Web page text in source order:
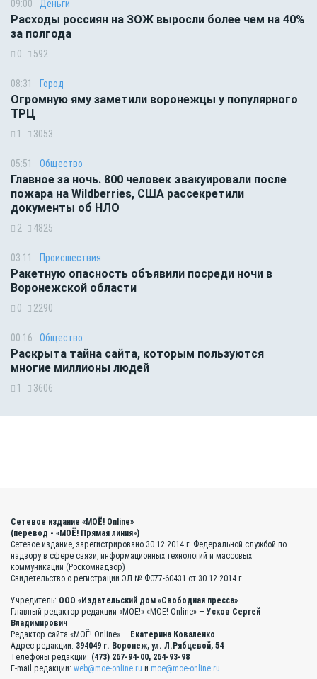
09:00 Деньги
Расходы россиян на ЗОЖ выросли более чем на 40%
за полгода
0 592
08:31 Город
Огромную яму заметили воронежцы у популярного
ТРЦ
1 3053
05:51 Общество
Главное за ночь. 800 человек эвакуировали после
пожара на Wildberries, США рассекретили
документы об НЛО
2 4825
03:11 Происшествия
Ракетную опасность объявили посреди ночи в
Воронежской области
0 2290
00:16 Общество
Раскрыта тайна сайта, которым пользуются
многие миллионы людей
1 3606
Сетевое издание «МОЁ! Online»
(перевод - «МОЁ! Прямая линия»)
Сетевое издание, зарегистрировано 30.12.2014 г. Федеральной службой по
надзору в сфере связи, информационных технологий и массовых
коммуникаций (Роскомнадзор)
Свидетельство о регистрации ЭЛ № ФС77-60431 от 30.12.2014 г.
Учредитель: ООО «Издательский дом «Свободная пресса»
Главный редактор редакции «МОЁ!»-«МОЁ! Online» — Усков Сергей
Владимирович
Редактор сайта «МОЁ! Online» — Екатерина Коваленко
Адрес редакции: 394049 г. Воронеж, ул. Л.Рябцевой, 54
Телефоны редакции: (473) 267-94-00, 264-93-98
E-mail редакции: web@moe-online.ru и moe@moe-online.ru